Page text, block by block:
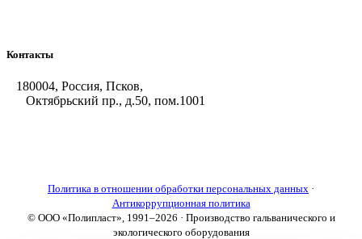
Контакты
180004, Россия, Псков,
Октябрьский пр., д.50, пом.1001
Политика в отношении обработки персональных данных ·
Антикоррупционная политика
© ООО «Полипласт», 1991–2026 · Производство гальванического и
экологического оборудования